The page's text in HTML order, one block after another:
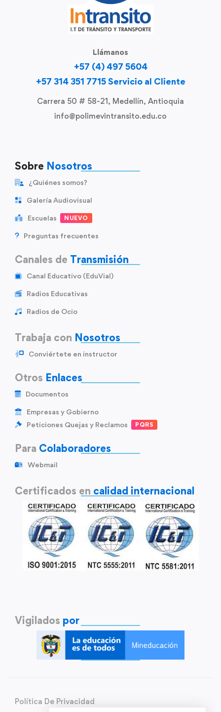
Llámanos
+57 (4) 497 5604
+57 314 351 7715 Servicio al Cliente
Carrera 50 # 58-21, Medellín, Antioquia
info@polimevintransito.edu.co
Sobre Nosotros
¿Quiénes somos?
Galería Audiovisual
Escuelas NUEVO
Preguntas frecuentes
Canales de Transmisión
Canal Educativo (EduVial)
Radios Educativas
Radios de Ocio
Trabaja con Nosotros
Conviértete en instructor
Otros Enlaces
Documentos
Empresas y Gobierno
Peticiones Quejas y Reclamos
PQRS
Para Colaboradores
Webmail
Certificados en calidad internacional
Vigilados por
Política De Privacidad